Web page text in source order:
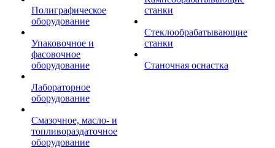
Полиграфическое
оборудование
Упаковочное и
фасовочное
оборудование
Лабораторное
оборудование
Смазочное, масло- и
топливораздаточное
оборудование
станки
Стеклообрабатывающие
станки
Станочная оснастка